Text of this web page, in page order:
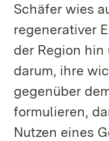
Schäfer wies
regenerativer
der Region
darum, ihre
gegenüber
formulieren,
Nutzen eines